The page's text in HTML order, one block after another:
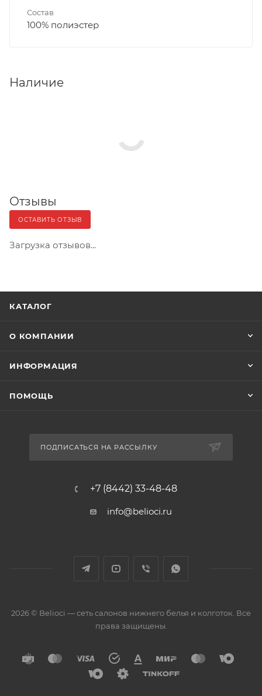
Состав
100% полиэстер
Наличие
Отзывы
ОСТАВИТЬ ОТЗЫВ
Загрузка отзывов...
КАТАЛОГ
О КОМПАНИИ
ИНФОРМАЦИЯ
ПОМОЩЬ
ПОДПИСАТЬСЯ НА РАССЫЛКУ
+7 (8442) 33-48-48
info@belioci.ru
2026 © Belioci — сеть салонов нижнего белья и колготок. Все
права защищены.